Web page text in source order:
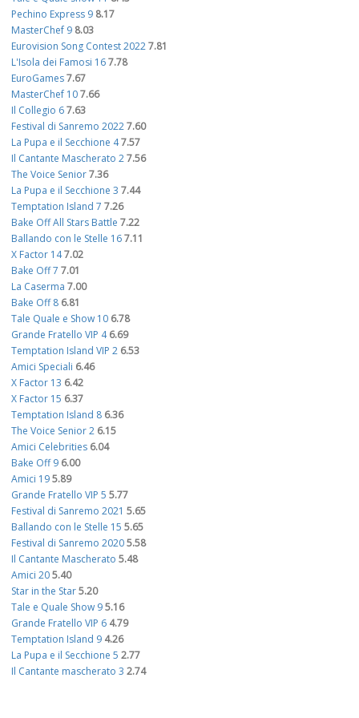
Pechino Express 9 8.17
MasterChef 9 8.03
Eurovision Song Contest 20227.81
L'Isola dei Famosi 167.78
EuroGames7.67
MasterChef 107.66
Il Collegio 67.63
Festival di Sanremo 20227.60
La Pupa e il Secchione 47.57
Il Cantante Mascherato 27.56
The Voice Senior7.36
La Pupa e il Secchione 3 7.44
Temptation Island 7 7.26
Bake Off All Stars Battle 7.22
Ballando con le Stelle 167.11
X Factor 147.02
Bake Off 7 7.01
La Caserma 7.00
Bake Off 8 6.81
Tale Quale e Show 10 6.78
Grande Fratello VIP 4 6.69
Temptation Island VIP 2 6.53
Amici Speciali 6.46
X Factor 13 6.42
X Factor 15 6.37
Temptation Island 8 6.36
The Voice Senior 2 6.15
Amici Celebrities 6.04
Bake Off 9 6.00
Amici 195.89
Grande Fratello VIP 5 5.77
Festival di Sanremo 2021 5.65
Ballando con le Stelle 15 5.65
Festival di Sanremo 20205.58
Il Cantante Mascherato 5.48
Amici 205.40
Star in the Star5.20
Tale e Quale Show 95.16
Grande Fratello VIP 6 4.79
Temptation Island 9 4.26
La Pupa e il Secchione 5 2.77
Il Cantante mascherato 3 2.74